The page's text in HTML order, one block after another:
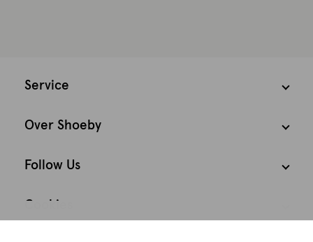
Service
Over Shoeby
Follow Us